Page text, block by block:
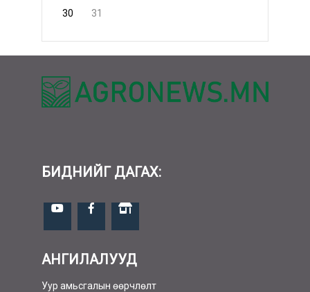
30 31
БИДНИЙГ ДАГАХ:
АНГИЛАЛУУД
Уур амьсгалын өөрчлөлт